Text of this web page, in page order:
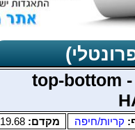
אליפות הקריות 2024 top-bottom -
קריות/חיפה מקדם:19.68